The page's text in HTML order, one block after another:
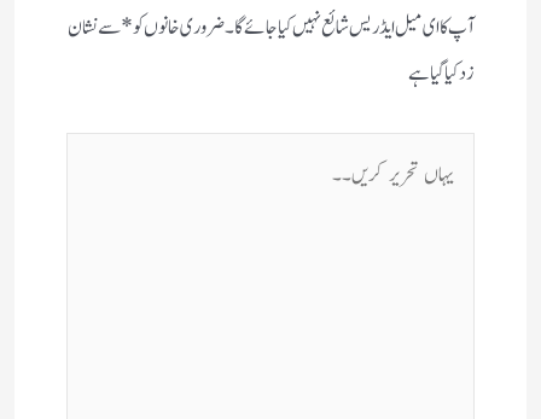
آپ کا ای میل ایڈریس شائع نہیں کیا جائے گا۔ضروری خانوں کو*سے نشان
زد کیا گیا ہے
یہاں
تحریر